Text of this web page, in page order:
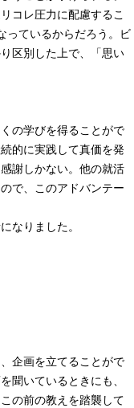
コレ圧力に配慮するこ
っているからだろう。ビ
区別した上で、「思い
の学びを得ることがで
的に実践して真価を発
謝しかない。他の就活
で、このアドバンテー
なりました。
企画を立てることがで
聞いているときにも、
の前の教えを踏襲して